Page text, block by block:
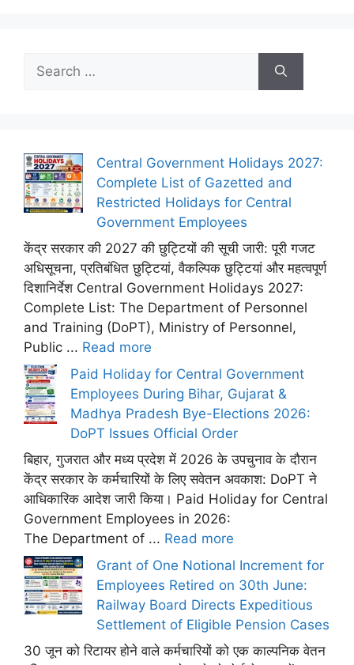
for:
Central Government Holidays 2027:
Complete List of Gazetted and
Restricted Holidays for Central
Government Employees
केंद्र सरकार की 2027 की छुट्टियों की सूची जारी: पूरी गजट
अधिसूचना, प्रतिबंधित छुट्टियां, वैकल्पिक छुट्टियां और महत्वपूर्ण
दिशानिर्देश Central Government Holidays 2027:
Complete List: The Department of Personnel
and Training (DoPT), Ministry of Personnel,
Public ... Read more
Paid Holiday for Central Government
Employees During Bihar, Gujarat &
Madhya Pradesh Bye-Elections 2026:
DoPT Issues Official Order
बिहार, गुजरात और मध्य प्रदेश में 2026 के उपचुनाव के दौरान
केंद्र सरकार के कर्मचारियों के लिए सवेतन अवकाश: DoPT ने
आधिकारिक आदेश जारी किया। Paid Holiday for Central
Government Employees in 2026:
The Department of ... Read more
Grant of One Notional Increment for
Employees Retired on 30th June:
Railway Board Directs Expeditious
Settlement of Eligible Pension Cases
30 जून को रिटायर होने वाले कर्मचारियों को एक काल्पनिक वेतन